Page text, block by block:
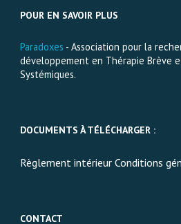
POUR EN SAVOIR PLUS
Paradoxes - Association pour la
développement en Thérapie Brève
Systémiques.
DOCUMENTS À TÉLÉCHARGER :
Règlement intérieur Conditions
CONTACT